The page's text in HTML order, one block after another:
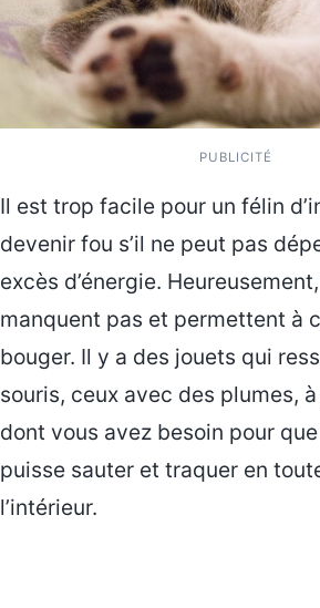
PUBLICITÉ
Il est trop facile pour un félin
devenir fou s’il ne peut pas
excès d’énergie.
manquent pas et permettent à
bouger. Il y a des jouets qui
souris, ceux avec des plumes,
dont vous avez besoin pour
puisse sauter et traquer en
l’intérieur.